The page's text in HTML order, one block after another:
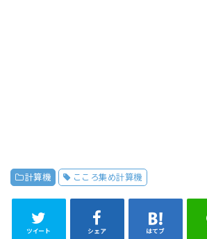
計算機 こころ集め計算機
ツイート シェア はてブ